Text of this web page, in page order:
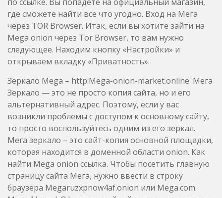
где сможете найти все что угодно. Вход на Мега
через TOR Browser. Итак, если вы хотите зайти на
Mega onion через Tor Browser, то вам нужно
следующее. Находим кнопку «Настройки» и
открываем вкладку «Приватность».
Зеркало Mega – http:Mega-onion-market.online. Мега
Зеркало — это не просто копия сайта, но и его
альтернативный адрес. Поэтому, если у вас
возникли проблемы с доступом к основному сайту,
то просто воспользуйтесь одним из его зеркал.
Мега зеркало – это сайт-копия основной площадки,
которая находится в доменной области onion. Как
найти Mega onion ссылка. Чтобы посетить главную
страницу сайта Мега, нужно ввести в строку
браузера Megaruzxpnow4af.onion или Mega.com.